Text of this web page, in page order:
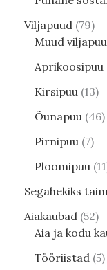
Viljapuud 79
Muud
Aprikoosipuu
Kirsipuu 13
Õunapuu 46
Pirnipuu 7
Ploomipuu 11
Segahekiks
Aiakaubad 52
Aia ja kodu
Tööriistad 5